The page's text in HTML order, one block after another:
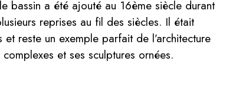
bassin a été ajouté au 16ème siècle durant
reprises au fil des siècles. Il était
reste un exemple parfait de l’architecture
et ses sculptures ornées.